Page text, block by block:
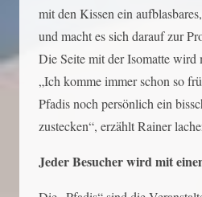
mit den Kissen ein
und macht es sich darauf zur
Die Seite mit der Isomatte wird
„Ich komme immer schon so
Pfadis noch persönlich ein
zustecken“, erzählt Rainer
Jeder Besucher wird mit